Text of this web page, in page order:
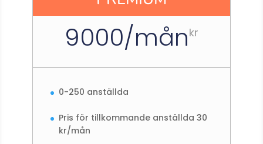
kr
9000/mån
0-250 anställda
Pris för tillkommande anställda 30
kr/mån